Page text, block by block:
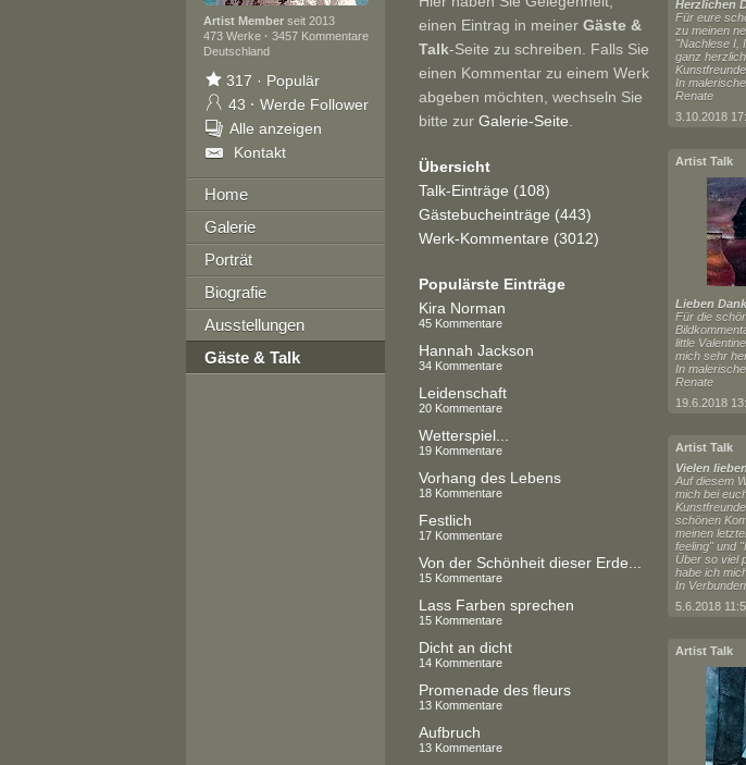
Artist Memberseit 2013
473 Werke · 3457 Kommentare
Deutschland
317 · Populär
43 · Werde Follower
Alle anzeigen
Kontakt
Home
Galerie
Porträt
Biografie
Ausstellungen
Gäste & Talk
einen Eintrag in meiner Gäste &
Talk-Seite zu schreiben. Falls Sie
einen Kommentar zu einem Werk
abgeben möchten, wechseln Sie
bitte zur Galerie-Seite
Übersicht
Talk-Einträge (108)
Gästebucheinträge (443)
Werk-Kommentare (3012)
Populärste Einträge
Kira Norman
45 Kommentare
Hannah Jackson
34 Kommentare
Leidenschaft
20 Kommentare
Wetterspiel...
19 Kommentare
Vorhang des Lebens
18 Kommentare
Festlich
17 Kommentare
Von der Schönheit dieser Erde...
15 Kommentare
Lass Farben sprechen
15 Kommentare
Dicht an dicht
14 Kommentare
Promenade des fleurs
13 Kommentare
Aufbruch
13 Kommentare
Herzlichen
Für eure
zu meinen
"Nachlese I,
ganz
Kunstfreunde.
In
Renate
Artist Talk
Lieben
Für die
little
mich sehr
In
Renate
Artist Talk
Vielen
Auf diesem
mich bei
schönen
meinen
feeling" und
Über so viel
habe ich
In
Artist Talk